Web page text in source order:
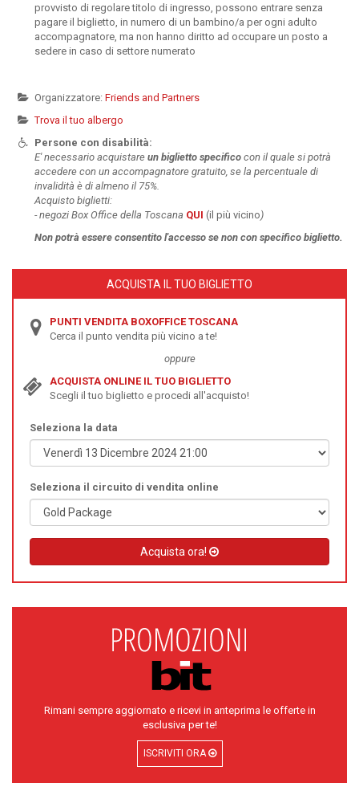
provvisto di regolare titolo di ingresso, possono entrare senza
pagare il biglietto, in numero di un bambino/a per ogni adulto
accompagnatore, ma non hanno diritto ad occupare un posto a
sedere in caso di settore numerato
Organizzatore: Friends and Partners
Trova il tuo albergo
Persone con disabilità:
E' necessario acquistare un biglietto specificocon il quale si potrà
accedere con un accompagnatore gratuito, se la percentuale di
invalidità è di almeno il 75%.
Acquisto biglietti:
-negozi Box Office della Toscana QUI (il più vicino)
Non potrà essere consentito l'accesso se non con specifico biglietto.
ACQUISTA IL TUO BIGLIETTO
PUNTI VENDITA BOXOFFICE TOSCANA
Cerca il punto vendita più vicino a te!
oppure
ACQUISTA ONLINE IL TUO BIGLIETTO
Scegli il tuo biglietto e procedi all'acquisto!
Seleziona la data
Seleziona il circuito di vendita online
Acquista ora!
Rimani sempre aggiornato e ricevi in anteprima le offerte in
esclusiva per te!
ISCRIVITI ORA